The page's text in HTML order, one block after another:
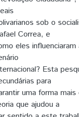
sob o
Correa, e
eles
Esta
para
uma forma
que ajudou a